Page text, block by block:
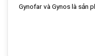
Gynofar và Gynos là sản